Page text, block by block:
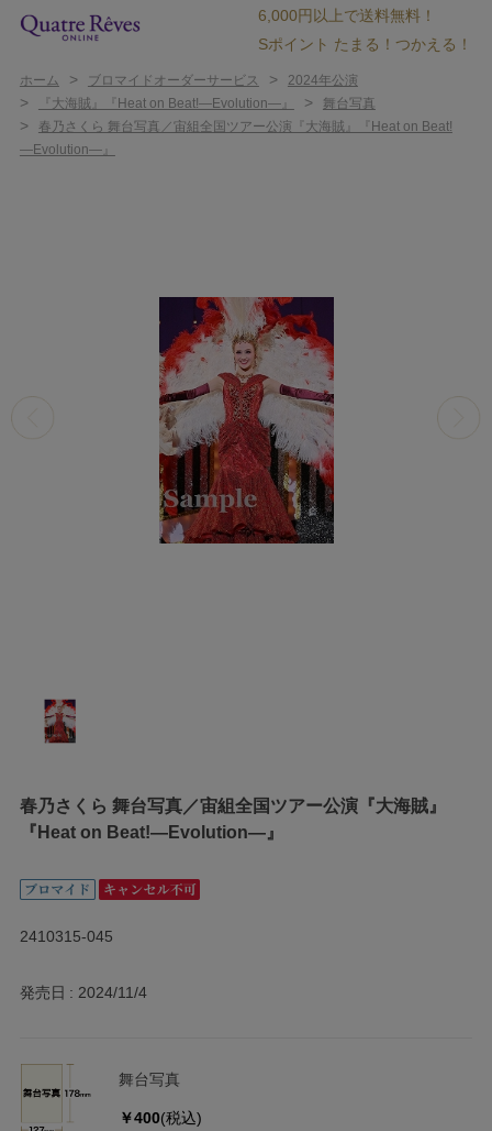
6,000円以上で送料無料！
Sポイント たまる！つかえる！
ホーム > ブロマイドオーダーサービス > 2024年公演
> 『大海賊』『Heat on Beat!―Evolution―』 > 舞台写真
>
春乃さくら 舞台写真／宙組全国ツアー公演『大海賊』『Heat on Beat!
―Evolution―』
春乃さくら 舞台写真／宙組全国ツアー公演『大海賊』
『Heat on Beat!―Evolution―』
2410315-045
発売日 2024/11/4
舞台写真
￥400(税込)